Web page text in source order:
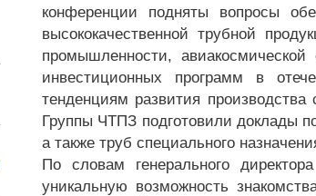
конференции подняты вопросы
высококачественной трубной
промышленности,
инвестиционных программ в
тенденциям развития
Группы ЧТПЗ подготовили доклады
а также труб специального
По словам генерального
уникальную возможность